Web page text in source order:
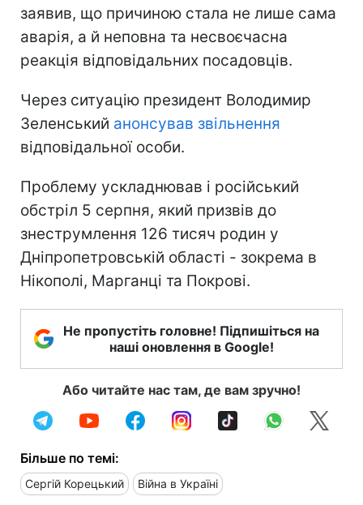
заявив, що причиною стала не лише сама
аварія, а й неповна та несвоєчасна
реакція відповідальних посадовців.
Через ситуацію президент Володимир
Зеленський анонсував звільнення
відповідальної особи.
Проблему ускладнював і російський
обстріл 5 серпня, який призвів до
знеструмлення 126 тисяч родин у
Дніпропетровській області - зокрема в
Нікополі, Марганці та Покрові.
Не пропустіть головне! Підпишіться на
наші оновлення в Google!
Або читайте нас там, де вам зручно!
Більше по темі:
Сергій Корецький Війна в Україні